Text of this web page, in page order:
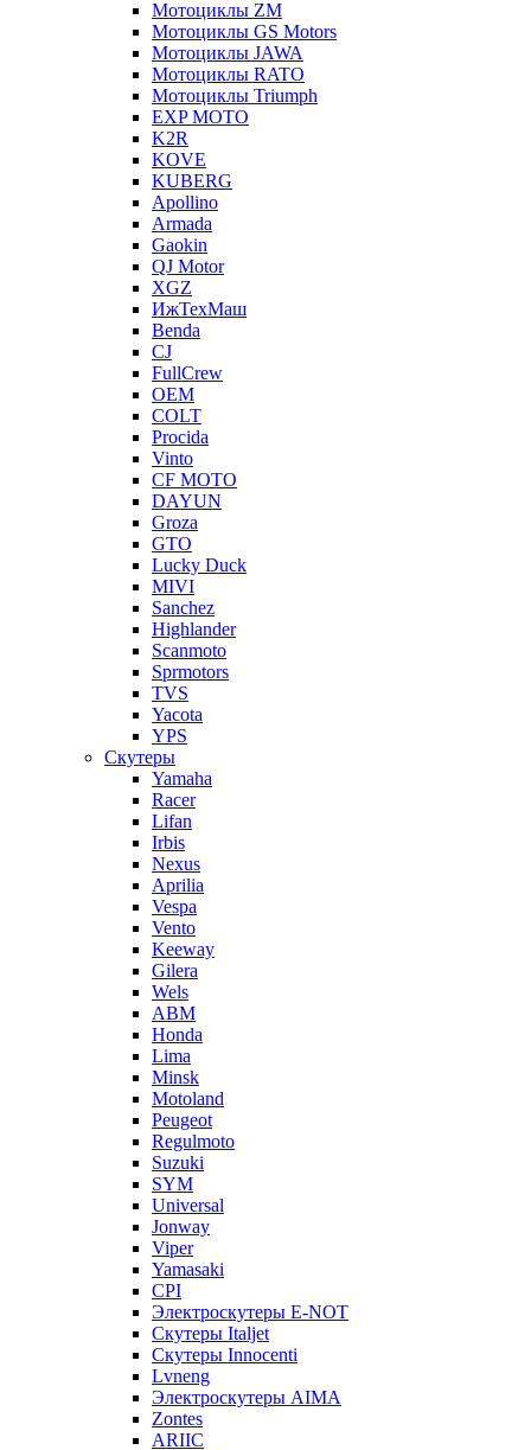
Мотоциклы ZM
Мотоциклы GS Motors
Мотоциклы JAWA
Мотоциклы RATO
Мотоциклы Triumph
EXP MOTO
K2R
KOVE
KUBERG
Apollino
Armada
Gaokin
QJ Motor
XGZ
ИжТехМаш
Benda
CJ
FullCrew
OEM
COLT
Procida
Vinto
CF MOTO
DAYUN
Groza
GTO
Lucky Duck
MIVI
Sanchez
Highlander
Scanmoto
Sprmotors
TVS
Yacota
YPS
Скутеры
Yamaha
Racer
Lifan
Irbis
Nexus
Aprilia
Vespa
Vento
Keeway
Gilera
Wels
ABM
Honda
Lima
Minsk
Motoland
Peugeot
Regulmoto
Suzuki
SYM
Universal
Jonway
Viper
Yamasaki
CPI
Электроскутеры E-NOT
Скутеры Italjet
Скутеры Innocenti
Lvneng
Электроскутеры AIMA
Zontes
ARIIC